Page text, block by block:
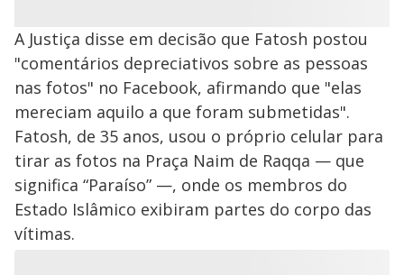
A Justiça disse em decisão que Fatosh postou
"comentários depreciativos sobre as pessoas
nas fotos" no Facebook, afirmando que "elas
mereciam aquilo a que foram submetidas".
Fatosh, de 35 anos, usou o próprio celular para
tirar as fotos na Praça Naim de Raqqa — que
significa “Paraíso” —, onde os membros do
Estado Islâmico exibiram partes do corpo das
vítimas.